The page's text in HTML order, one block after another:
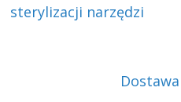
sterylizacji narzędzi